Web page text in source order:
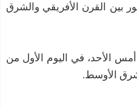
بين القرن الأفريقي والشرق
عن 90 من السجناء الفلسطينيين أمس الأحد، في اليوم الأول من